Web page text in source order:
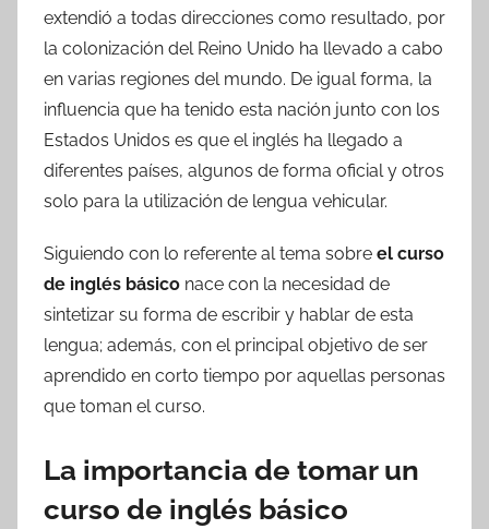
extendió a todas direcciones como resultado, por
la colonización del Reino Unido ha llevado a cabo
en varias regiones del mundo. De igual forma, la
influencia que ha tenido esta nación junto con los
Estados Unidos es que el inglés ha llegado a
diferentes países, algunos de forma oficial y otros
solo para la utilización de lengua vehicular.
Siguiendo con lo referente al tema sobre el curso
de inglés básico nace con la necesidad de
sintetizar su forma de escribir y hablar de esta
lengua; además, con el principal objetivo de ser
aprendido en corto tiempo por aquellas personas
que toman el curso.
La importancia de tomar un
curso de inglés básico